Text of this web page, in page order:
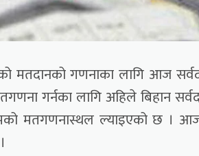
मतदानको गणनाका लागि आज
मतगणना गर्नका लागि अहिले बिहान
मतगणनास्थल ल्याइएको छ ।